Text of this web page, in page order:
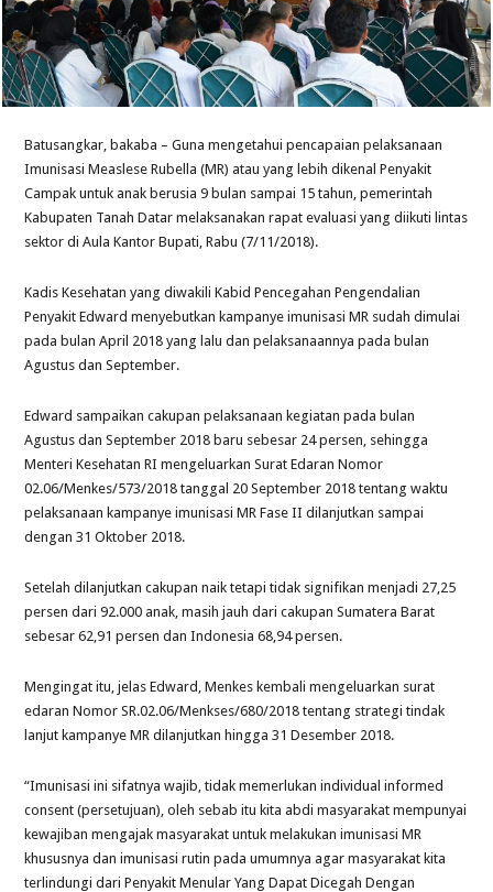
Batusangkar, bakaba – Guna mengetahui pencapaian pelaksanaan
Imunisasi Measlese Rubella (MR) atau yang lebih dikenal Penyakit
Campak untuk anak berusia 9 bulan sampai 15 tahun, pemerintah
Kabupaten Tanah Datar melaksanakan rapat evaluasi yang diikuti lintas
sektor di Aula Kantor Bupati, Rabu (7/11/2018).
Kadis Kesehatan yang diwakili Kabid Pencegahan Pengendalian
Penyakit Edward menyebutkan kampanye imunisasi MR sudah dimulai
pada bulan April 2018 yang lalu dan pelaksanaannya pada bulan
Agustus dan September.
Edward sampaikan cakupan pelaksanaan kegiatan pada bulan
Agustus dan September 2018 baru sebesar 24 persen, sehingga
Menteri Kesehatan RI mengeluarkan Surat Edaran Nomor
02.06/Menkes/573/2018 tanggal 20 September 2018 tentang waktu
pelaksanaan kampanye imunisasi MR Fase II dilanjutkan sampai
dengan 31 Oktober 2018.
Setelah dilanjutkan cakupan naik tetapi tidak signifikan menjadi 27,25
persen dari 92.000 anak, masih jauh dari cakupan Sumatera Barat
sebesar 62,91 persen dan Indonesia 68,94 persen.
Mengingat itu, jelas Edward, Menkes kembali mengeluarkan surat
edaran Nomor SR.02.06/Menkses/680/2018 tentang strategi tindak
lanjut kampanye MR dilanjutkan hingga 31 Desember 2018.
“Imunisasi ini sifatnya wajib, tidak memerlukan individual informed
consent (persetujuan), oleh sebab itu kita abdi masyarakat mempunyai
kewajiban mengajak masyarakat untuk melakukan imunisasi MR
khususnya dan imunisasi rutin pada umumnya agar masyarakat kita
terlindungi dari Penyakit Menular Yang Dapat Dicegah Dengan